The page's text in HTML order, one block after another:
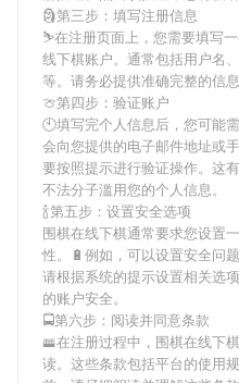
🗿第三步：填写注册信息
⛷在注册页面上，您需要填写
线下棋账户。通常包括用户名
等。请务必提供准确完整的信
🍈第四步：验证账户
🕙填写完个人信息后，您可能
会向您提供的电子邮件地址或
要按照提示进行验证操作。这
不法分子滥用您的个人信息。
🍾第五步：设置安全选项
围棋在线下棋通常要求您设置
性。🔋例如，可以设置安全问
请根据系统的提示设置相关选
的账户安全。
🚍第六步：阅读并同意条款
🚟在注册过程中， 围棋在线下棋
读。这些条款包括平台的使用